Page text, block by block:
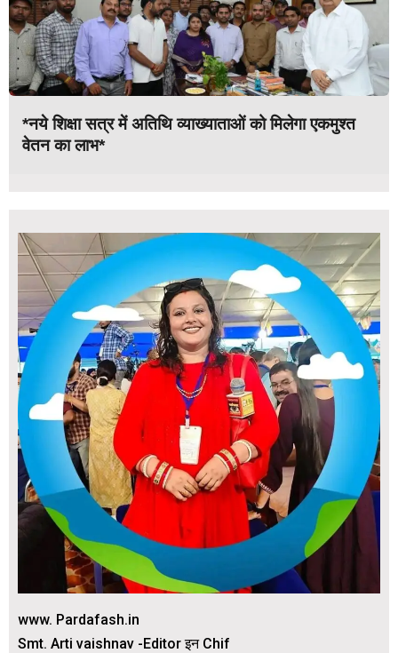
*नये शिक्षा सत्र में अतिथि व्याख्याताओं को मिलेगा एकमुश्त
वेतन का लाभ*
www. Pardafash.in
Smt. Arti vaishnav -Editor इन Chif